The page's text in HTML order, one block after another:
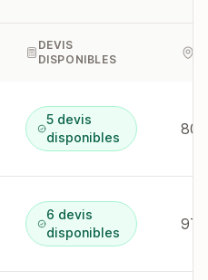
DEVIS
DISPONIBLES
5 devis
disponibles
6 devis
disponibles